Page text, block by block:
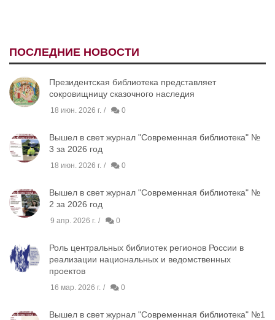
ПОСЛЕДНИЕ НОВОСТИ
Президентская библиотека представляет
сокровищницу сказочного наследия
18 июн. 2026 г. 0
Вышел в свет журнал "Современная библиотека" №
3 за 2026 год
18 июн. 2026 г. 0
Вышел в свет журнал "Современная библиотека" №
2 за 2026 год
9 апр. 2026 г. 0
Роль центральных библиотек регионов России в
реализации национальных и ведомственных
проектов
16 мар. 2026 г. 0
Вышел в свет журнал "Современная библиотека" №1